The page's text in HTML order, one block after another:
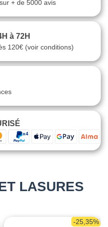
+ de 5000 avis
à 72H
120€ (voir conditions)
LASURES
-25,35%